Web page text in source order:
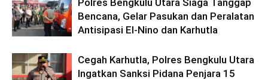
Bencana, Gelar Pasukan dan Peralatan
Antisipasi El-Nino dan Karhutla
Cegah Karhutla, Polres Bengkulu Utara
Ingatkan Sanksi Pidana Penjara 15